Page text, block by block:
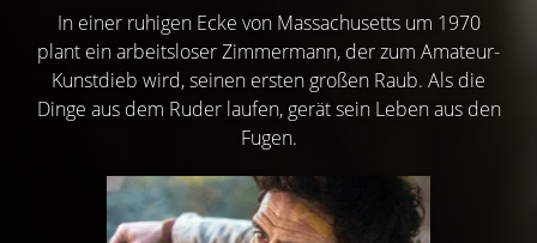
In einer ruhigen Ecke von Massachusetts um 1970
plant ein arbeitsloser Zimmermann, der zum Amateur-
Kunstdieb wird, seinen ersten großen Raub. Als die
Dinge aus dem Ruder laufen, gerät sein Leben aus den
Fugen.